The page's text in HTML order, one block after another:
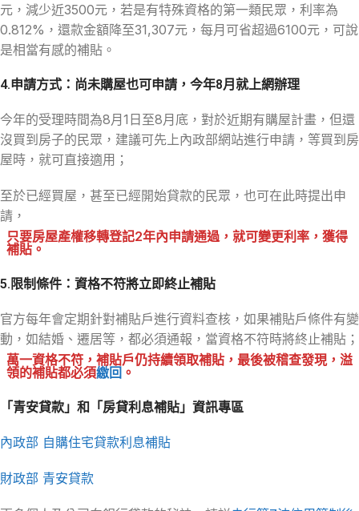
元，減少近3500元，若是有特殊資格的第一類民眾，利率為
0.812%，還款金額降至31,307元，每月可省超過6100元，可說
是相當有感的補貼。
4.申請方式：尚未購屋也可申請，今年8月就上網辦理
今年的受理時間為8月1日至8月底，對於近期有購屋計畫，但還
沒買到房子的民眾，建議可先上內政部網站進行申請，等買到房
屋時，就可直接適用；
至於已經買屋，甚至已經開始貸款的民眾，也可在此時提出申
請，
只要房屋產權移轉登記2年內申請通過，就可變更利率，獲得
補貼。
5.限制條件：資格不符將立即終止補貼
官方每年會定期針對補貼戶進行資料查核，如果補貼戶條件有變
動，如結婚、遷居等，都必須通報，當資格不符時將終止補貼；
萬一資格不符，補貼戶仍持續領取補貼，最後被稽查發現，溢
領的補貼都必須繳回 。
「青安貸款」和「房貸利息補貼」資訊專區
內政部 自購住宅貸款利息補貼
財政部 青安貸款